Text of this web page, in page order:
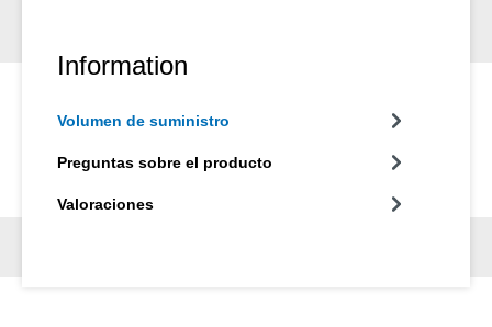
Information
Volumen de suministro
Preguntas sobre el producto
Valoraciones